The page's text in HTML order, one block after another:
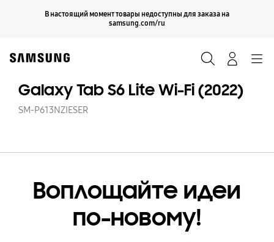
В настоящий момент товары недоступны для заказа на
samsung.com/ru
Продолжить
Galaxy Tab S6 Lite Wi-Fi (2022)
SM-P613NZIESER
Воплощайте идеи
по-новому!